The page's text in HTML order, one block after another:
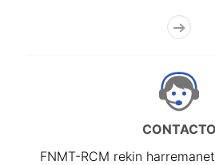
CONTACTO
FNMT-RCM rekin